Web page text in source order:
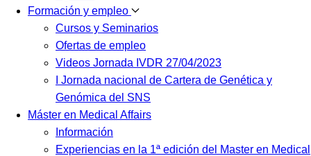
Formación y empleo
Cursos y Seminarios
Ofertas de empleo
Videos Jornada IVDR 27/04/2023
I Jornada nacional de Cartera de Genética y
Genómica del SNS
Máster en Medical Affairs
Información
Experiencias en la 1ª edición del Master en Medical